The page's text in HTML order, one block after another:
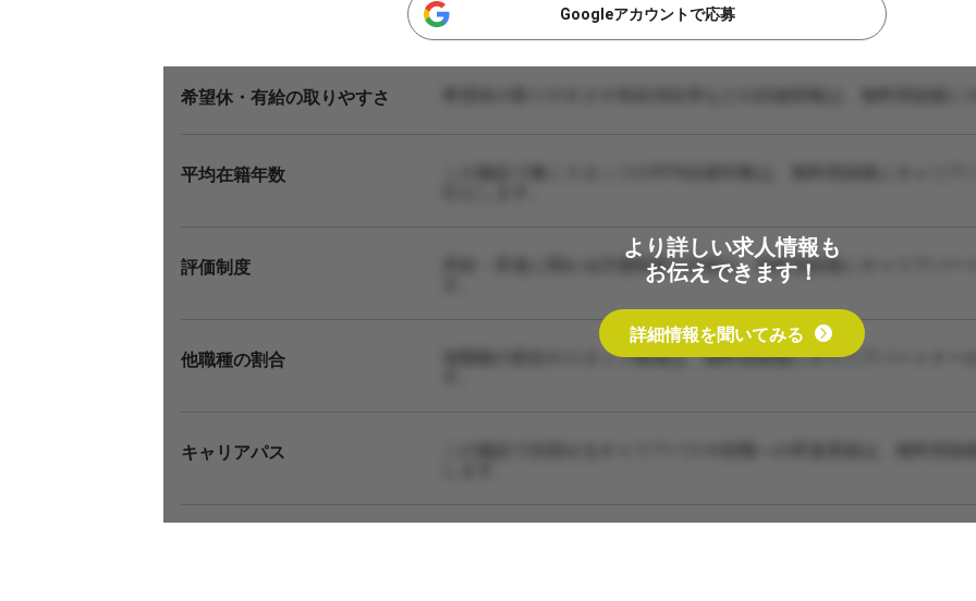
Googleアカウントで応募
希望休・有給の取りやすさ
平均在籍年数 この施設で働くスタッフの平均在籍年数は、無料登録後にキャリア
評価制度 昇給・昇進に関わる評価制度の詳細は、無料登録後にキャリアパー
他職種の割合 他職種の割合やスタッフ構成は、無料登録後にキャリアパートナー
キャリアパス この施設で目指せるキャリアパスや役職への昇進実績は、無料登録
より詳しい求人情報も
お伝えできます！
詳細情報を聞いてみる